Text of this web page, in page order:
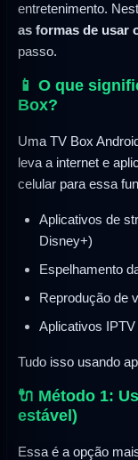
entretenimento.
as formas de usar
passo.
📱 O que
Box?
Uma TV Box
leva a internet e
celular para essa
Aplicativos de
Disney+)
Espelhamento
Reprodução de
Aplicativos
Tudo isso usando
🔌 Método 1:
estável)
Essa é a opção